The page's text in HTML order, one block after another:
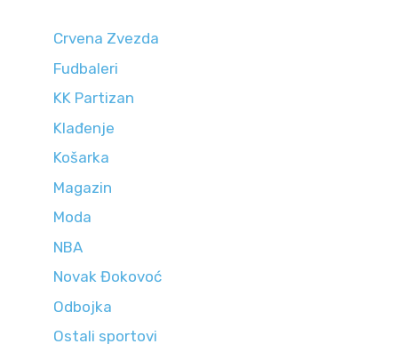
Crvena Zvezda
Fudbaleri
KK Partizan
Klađenje
Košarka
Magazin
Moda
NBA
Novak Đokovoć
Odbojka
Ostali sportovi